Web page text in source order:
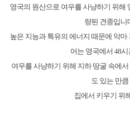
영국의 원산으로 여우를 사냥하기 위해
량된 견종입니
높은 지능과 특유의 에너지 때문에 악마
어는 영국에서 48시
여우를 사냥하기 위해 지하 땅굴 속에
도 있는 만큼
집에서 키우기 위